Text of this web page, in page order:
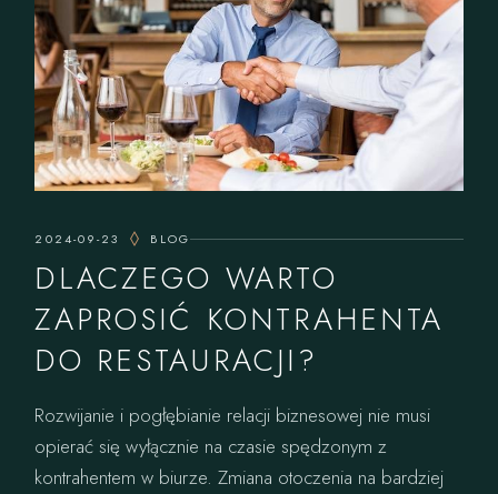
2024-09-23 BLOG
DLACZEGO WARTO
ZAPROSIĆ KONTRAHENTA
DO RESTAURACJI?
Rozwijanie i pogłębianie relacji biznesowej nie musi
opierać się wyłącznie na czasie spędzonym z
kontrahentem w biurze. Zmiana otoczenia na bardziej